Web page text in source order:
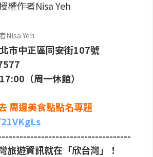
Nisa Yeh
市中正區同安街107號
（周一休館）
周邊美食點點名專題
旅遊資訊就在「欣台灣」！